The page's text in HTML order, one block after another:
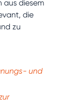
aus diesem
die
zu
und